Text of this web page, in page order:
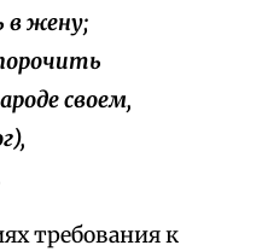
в жену;
своем,
требования к